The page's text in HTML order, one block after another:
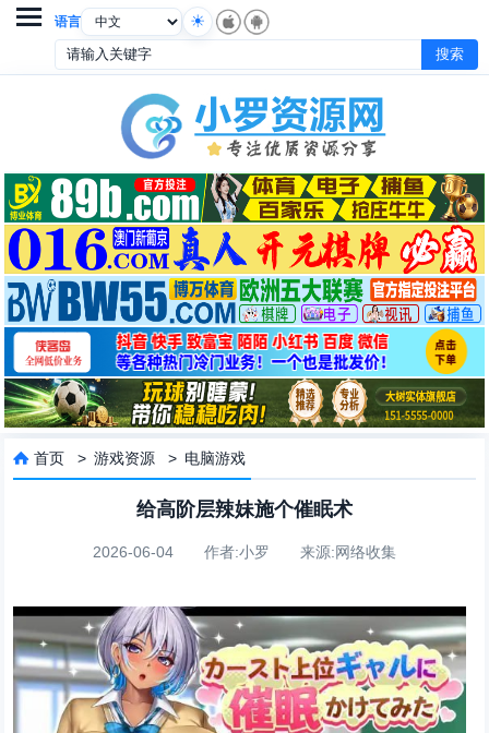
语言

 首页 >游戏资源 > 电脑游戏
给高阶层辣妹施个催眠术
2026-06-04 作者:小罗 来源:网络收集